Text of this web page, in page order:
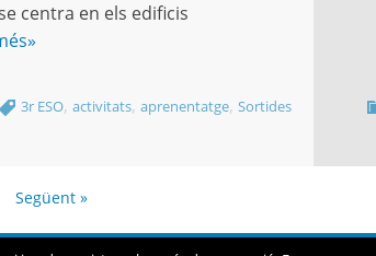
centra en els edificis
3r ESO,activitats,aprenentatge,Sortides
Següent »